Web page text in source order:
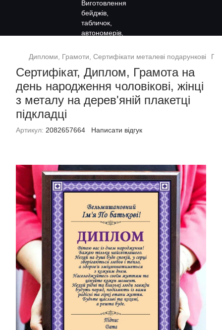
Дипломи, Грамоти, Сертифікати металеві подарункові
Сертифікат, Диплом, Грамота на
день народження чоловікові, жінці
з металу на дерев'яній плакетці
підкладці
Артикул: 2082657664 Написати відгук